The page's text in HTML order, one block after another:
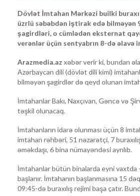
Dövlət İmtahan Mərkəzi builki
üzrlü səbəbdən iştirak edə bilməyən
şagirdləri, o cümlədən eksternat
verənlər üçün sentyabrın 8-də əlavə
Arazmedia.az xəbər verir ki, bundan
Azərbaycan dili (dövlət dili kimi)
bilməyən şagirdlər də qeyd olunan
İmtahanlar Bakı, Naxçıvan, Gəncə və
təşkil olunacaq.
İmtahanların idarə olunması üçün 8
imtahan rəhbəri, 51 nəzarətçi, 7
əməkdaşı, 6 bina nümayəndəsi ayrılıb.
İmtahanlar bütün binalarda eyni vaxtda
başlanır. İmtahanın başlanmasına 15
09:45-də buraxılış rejimi başa çatır.